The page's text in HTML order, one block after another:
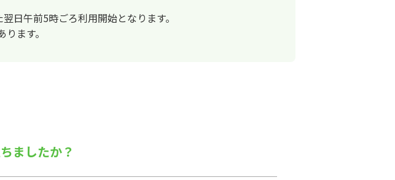
日午前5時ごろ利用開始となります。
ます。
ましたか？